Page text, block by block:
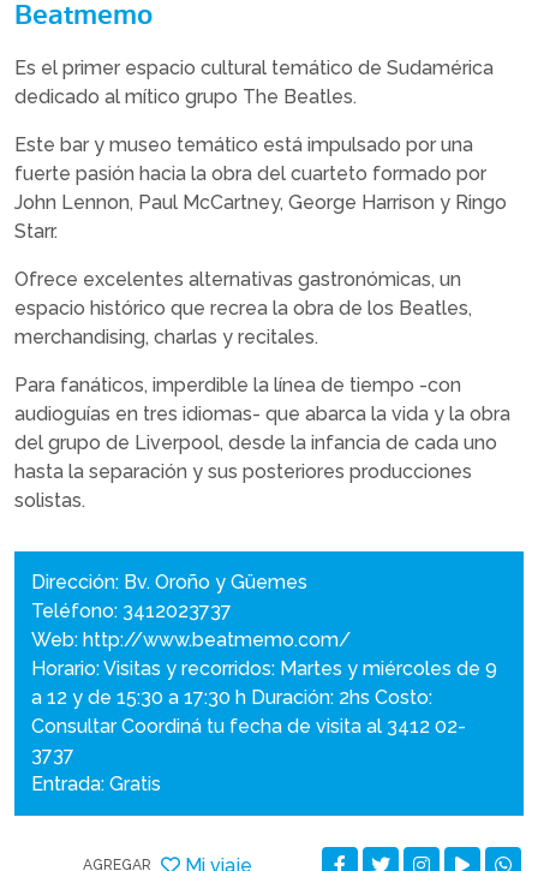
Beatmemo
Es el primer espacio cultural temático de Sudamérica
dedicado al mítico grupo The Beatles.
Este bar y museo temático está impulsado por una
fuerte pasión hacia la obra del cuarteto formado por
John Lennon, Paul McCartney, George Harrison y Ringo
Starr.
Ofrece excelentes alternativas gastronómicas, un
espacio histórico que recrea la obra de los Beatles,
merchandising, charlas y recitales.
Para fanáticos, imperdible la línea de tiempo -con
audioguías en tres idiomas- que abarca la vida y la obra
del grupo de Liverpool, desde la infancia de cada uno
hasta la separación y sus posteriores producciones
solistas.
Dirección: Bv. Oroño y Güemes
Teléfono: 3412023737
Web: http://www.beatmemo.com/
Horario: Visitas y recorridos: Martes y miércoles de 9
a 12 y de 15:30 a 17:30 h Duración: 2hs Costo:
Consultar Coordiná tu fecha de visita al 3412 02-
3737
Entrada: Gratis
AGREGAR Mi viaje